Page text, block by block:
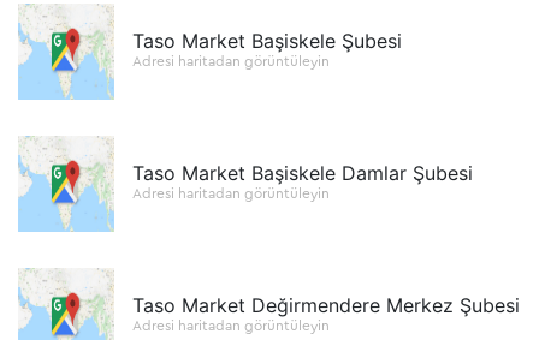
Taso Market Başiskele Şubesi
Adresi haritadan görüntüleyin
Taso Market Başiskele Damlar Şubesi
Adresi haritadan görüntüleyin
Taso Market Değirmendere Merkez Şubesi
Adresi haritadan görüntüleyin